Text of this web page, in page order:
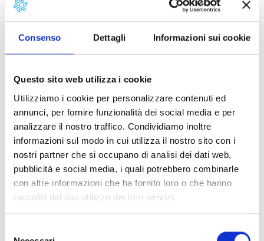
Consenso Dettagli Informazioni sui cookie
Questo sito web utilizza i cookie
Utilizziamo i cookie per personalizzare contenuti ed
annunci, per fornire funzionalità dei social media e per
analizzare il nostro traffico. Condividiamo inoltre
informazioni sul modo in cui utilizza il nostro sito con i
nostri partner che si occupano di analisi dei dati web,
pubblicità e social media, i quali potrebbero combinarle
con altre informazioni che ha fornito loro o che hanno
raccolto dal suo utilizzo dei loro servizi.
Lunedì 25
Pontile: “Palio dei Sindaci”
Ore 11.00
Pontile:
“Palio dei Bagni”
– Memorial Luigi Aliboni
(arrivo al Bagno Pennone)
Martedì 26
Ore 21:15
Piazza Dante – Municipio:
Corteo Storico religioso con le reliquie del Santo
Patrono
(arrivo alla Chiesa di Sant’Ermete)
Al termine in Piazza Garibaldi:
Premiazione vincitori